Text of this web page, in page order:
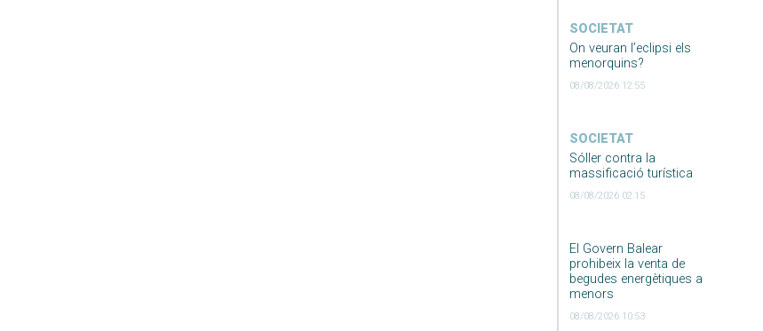
SOCIETAT
On veuran l’eclipsi els
menorquins?
08/08/2026 12:55
SOCIETAT
Sóller contra la
massificació turística
08/08/2026 02:15
El Govern Balear
prohibeix la venta de
begudes energètiques a
menors
08/08/2026 10:53